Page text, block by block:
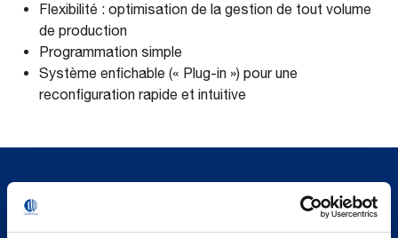
Flexibilité : optimisation de la gestion de tout volume
de production
Programmation simple
Système enfichable (« Plug-in ») pour une
reconfiguration rapide et intuitive